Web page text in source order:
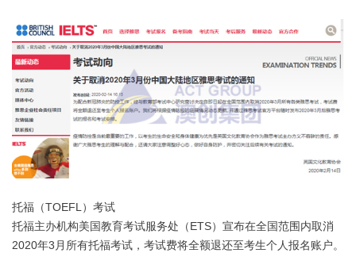
托福（TOEFL）考试
托福主办机构美国教育考试服务处（ETS）宣布在全国范围内取消
2020年3月所有托福考试，考试费将全额退还至考生个人报名账户。